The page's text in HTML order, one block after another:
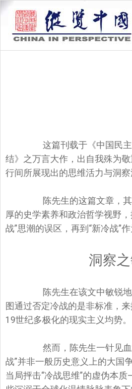
这篇刊载于《中国民主
结》之万言大作，出自我殊为
行间所展现出的思维活力与洞
陈先生的这篇文章，其
厚的史学素养和政治哲学视野
战”思潮的误区，再到“新冷战”
洞察
陈先生在该文中敏锐地
图通过否定冷战的是非标准，
19世纪多极化的现实主义均势。
然而，陈先生一针见血
战”并非一般历史意义上的大国
当局抨击“冷战思维”的虚伪本